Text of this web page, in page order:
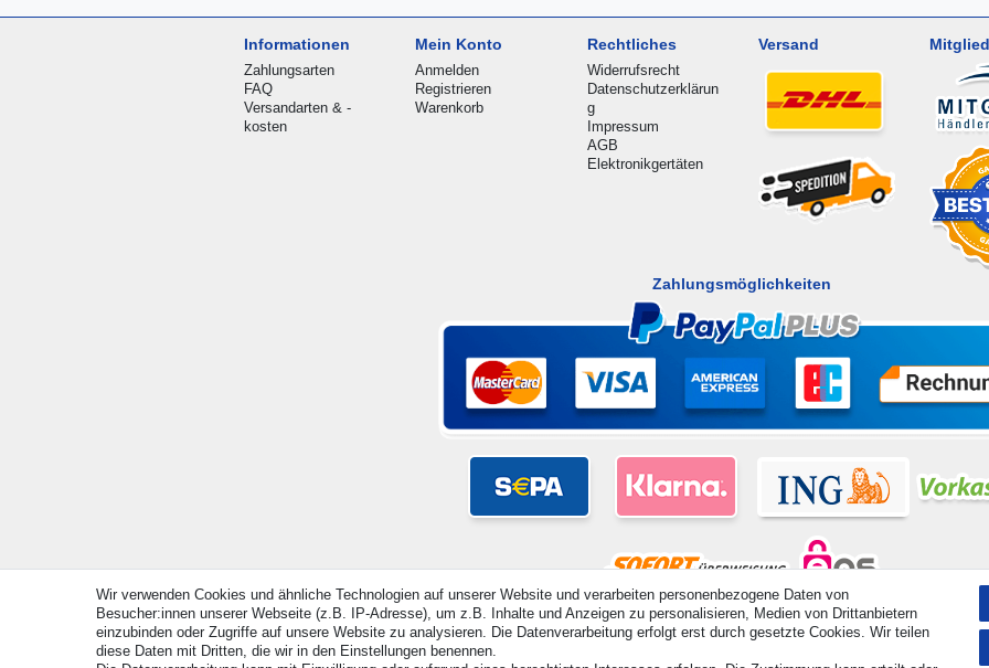
Informationen
Zahlungsarten
FAQ
Versandarten & -
kosten
Mein Konto
Anmelden
Registrieren
Warenkorb
Rechtliches
Widerrufsrecht
Datenschutzerklärun
g
Impressum
AGB
Elektronikgertäten
Versand
Zahlungsmöglichkeiten
© Copyright 2026 | Alle Rechte vorbehalten. - Alle Rechte vorbehalten. Preisangaben inkl. gesetzl. 19% MwSt. | Grundpreise siehe Artikeldetail | *Gilt für
Wir verwenden Cookies und ähnliche Technologien auf unserer Website und verarbeiten personenbezogene Daten von
Besucher:innen unserer Webseite (z.B. IP-Adresse), um z.B. Inhalte und Anzeigen zu personalisieren, Medien von Drittanbietern
einzubinden oder Zugriffe auf unsere Website zu analysieren. Die Datenverarbeitung erfolgt erst durch gesetzte Cookies. Wir teilen
diese Daten mit Dritten, die wir in den Einstellungen benennen.